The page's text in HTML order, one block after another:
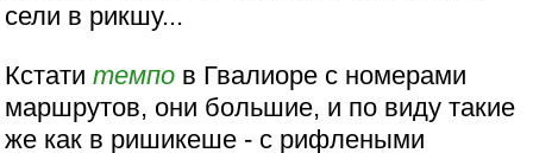
сели в рикшу...
Кстатитемпо в Гвалиоре с номерами
маршрутов, они большие, и по виду такие
же как в ришикеше - с рифлеными